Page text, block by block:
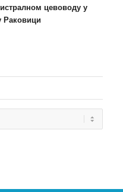
цевоводу у
Раковици